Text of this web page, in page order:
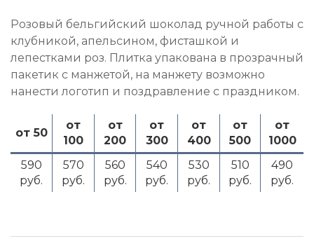
Розовый бельгийский шоколад ручной работы с
клубникой, апельсином, фисташкой и
лепестками роз. Плитка упакована в прозрачный
пакетик с манжетой, на манжету возможно
нанести логотип и поздравление с праздником.
от 50
от
100
от
200
от
300
от
400
от
500
от
1000
590
руб.
570
руб.
560
руб.
540
руб.
530
руб.
510
руб.
490
руб.